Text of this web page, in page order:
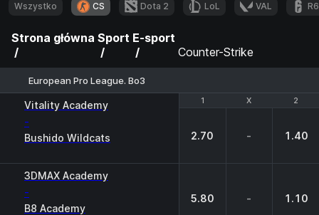
Wszystko CS Dota 2 LoL VAL
Strona główna Sport E-sport
Counter-Strike
European Pro League. Bo3
1 X 2
Vitality Academy
-
Bushido Wildcats
1 X 2
2.70 - 1.40
3DMAX Academy
-
B8 Academy
5.80 - 1.10